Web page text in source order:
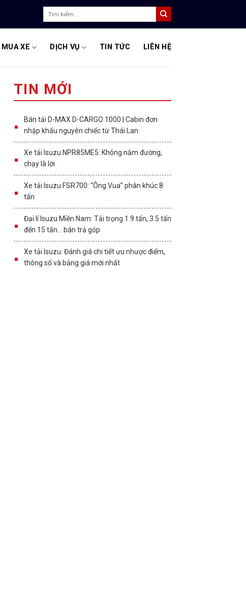
MUA XE DỊCH VỤ TIN TỨC LIÊN HỆ
TIN MỚI
Bán tải D-MAX D-CARGO 1000 | Cabin đơn
nhập khẩu nguyên chiếc từ Thái Lan
Xe tải Isuzu NPR85ME5: Không nằm đường,
chạy là lời
Xe tải Isuzu FSR700: “Ông Vua” phân khúc 8
tấn
Đại lí Isuzu Miền Nam: Tải trọng 1.9 tấn, 3.5 tấn
đến 15 tấn… bán trả góp
Xe tải Isuzu: Đánh giá chi tiết ưu nhược điểm,
thông số và bảng giá mới nhất